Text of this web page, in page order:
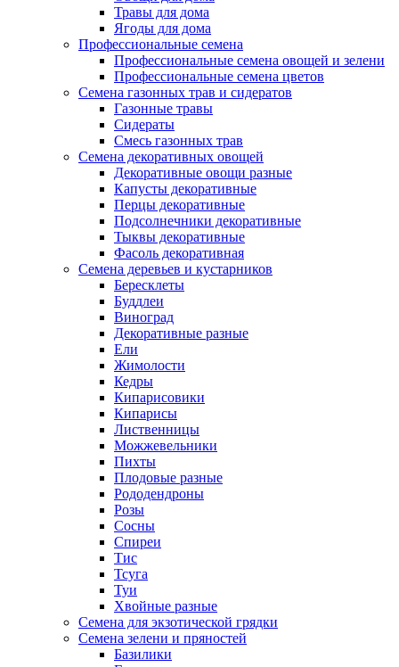
Травы для дома
Ягоды для дома
Профессиональные семена
Профессиональные семена овощей и зелени
Профессиональные семена цветов
Семена газонных трав и сидератов
Газонные травы
Сидераты
Смесь газонных трав
Семена декоративных овощей
Декоративные овощи разные
Капусты декоративные
Перцы декоративные
Подсолнечники декоративные
Тыквы декоративные
Фасоль декоративная
Семена деревьев и кустарников
Бересклеты
Буддлеи
Виноград
Декоративные разные
Ели
Жимолости
Кедры
Кипарисовики
Кипарисы
Лиственницы
Можжевельники
Пихты
Плодовые разные
Рододендроны
Розы
Сосны
Спиреи
Тис
Тсуга
Туи
Хвойные разные
Семена для экзотической грядки
Семена зелени и пряностей
Базилики